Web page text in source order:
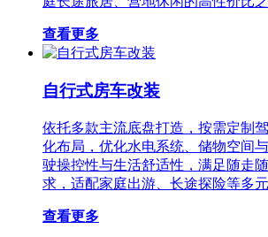
查看更多
自行式房车改装
依托多款主流底盘打造，按需定制
化布局，优化水电系统、储物空间
驶操控性与生活舒适性，满足随走
求，适配家庭出游、长途探险等多元
查看更多